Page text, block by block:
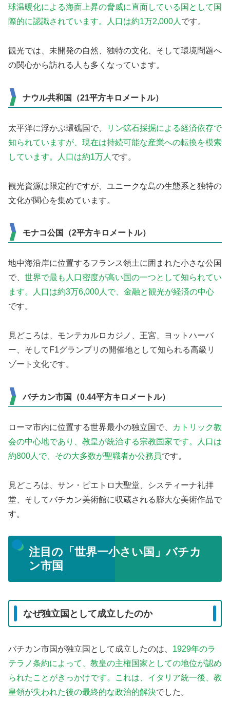
球温暖化による海面上昇の脅威に直面している国として国
際的に認識されています。人口は約1万2,000人 です。
観光では、未開発の自然、独特の文化、そして環境問題へ
の関心から訪れる人も多くなっています。
ナウル共和国（21平方キロメートル）
太平洋に浮かぶ環礁国で、
リン鉱石採掘による経済依存で
知られていますが、現在は持続可能な産業への転換を模索
しています。人口は約1万人 です。
観光資源は限定的ですが、ユニークな島の生態系と独特の
文化が関心を集めています。
モナコ公国（2平方キロメートル）
地中海沿岸に位置するフランス領土に囲まれた小さな公国
で、 世界で最も人口密度が高い国の一つとして知られてい
ます。人口は約3万6,000人で、金融と観光が経済の中心
です。
見どころは、モンテカルロカジノ、王宮、ヨットハーバ
ー、そしてF1グランプリの開催地として知られる高級リ
ゾート文化です。
バチカン市国（0.44平方キロメートル）
ローマ市内に位置する世界最小の独立国で、
カトリック教
会の中心地であり、教皇が統治する宗教国家です。人口は
約800人で、その大多数が聖職者か公務員です。
見どころは、サン・ピエトロ大聖堂、システィーナ礼拝
堂、そしてバチカン美術館に収蔵される膨大な美術作品で
す。
注目の「世界一小さい国」バチカ
ン市国
なぜ独立国として成立したのか
バチカン市国が独立国として成立したのは、 1929年のラ
テラノ条約によって、教皇の主権国家としての地位が認め
られたことがきっかけです。これは、イタリア統一後、教
皇領が失われた後の最終的な政治的解決でした。